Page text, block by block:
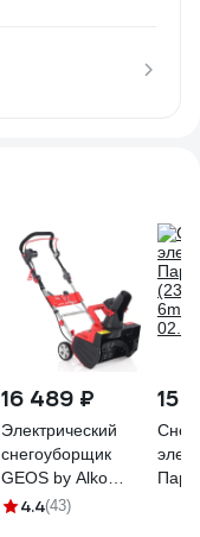
16 489 ₽
Электрический
снегоуборщик
GEOS by Alko
SnowLine 46 E
4.4(43)
15